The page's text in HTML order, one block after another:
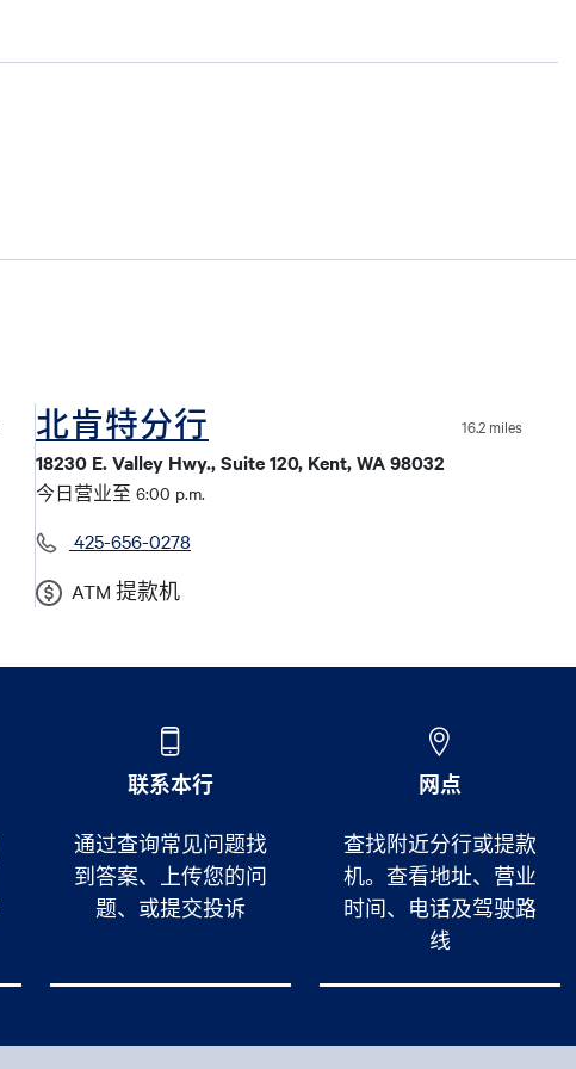
北肯特分行 16.2 miles
18230 E. Valley Hwy., Suite 120, Kent, WA 98032
今日营业至 6:00 p.m.
425-656-0278
ATM 提款机
联系本行
通过查询常见问题找
到答案、上传您的问
题、或提交投诉
网点
查找附近分行或提款
机。查看地址、营业
时间、电话及驾驶路
线